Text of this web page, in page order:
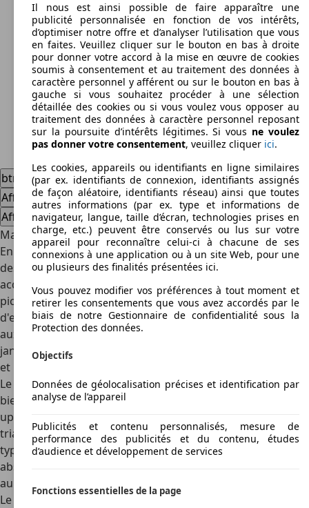
btnLabelNext
Afficher les offres
Afficher les offres
Mazda B 2500
En 1968, Mazda combina son objectif initial de développer
des véhicules utilitaires avec l'expérience nouvellement
acquise dans la construction de voitures, et développa le
pick-up B 2500. Depuis, ce modèle s'est vendu à 3 millions
d'exemplaires dans le monde. Extérieurement, ce qui saute
aux yeux, ce sont surtout la calandre pentagonale, les
jantes en métal léger, ainsi que les rétroviseurs extérieurs
et les poignées de portes chromées.
Le turbodiesel avec une cylindrée de 2,5 litres génère 84 ou
bien 109 CV et est extrêmement économique pour un pick-
up de cette taille. La suspension indépendante à doubles
triangles articulés promet une conduite stable sur tout
type de terrain. Quant à la sécurité, une carrosserie à
absorption d'énergie, l'ABS et les airbags hissent le B 2500
au plus haut niveau de technicité actuel.
Le modèle propulsion et à simple cabine possède une
Il nous est ainsi possible de faire apparaître une
publicité personnalisée en fonction de vos intérêts,
d’optimiser notre offre et d’analyser l’utilisation que vous
en faites. Veuillez cliquer sur le bouton en bas à droite
pour donner votre accord à la mise en œuvre de cookies
soumis à consentement et au traitement des données à
caractère personnel y afférent ou sur le bouton en bas à
gauche si vous souhaitez procéder à une sélection
détaillée des cookies ou si vous voulez vous opposer au
traitement des données à caractère personnel reposant
sur la poursuite d’intérêts légitimes. Si vous ne voulez
pas donner votre consentement, veuillez cliquer ici.
Les cookies, appareils ou identifiants en ligne similaires
(par ex. identifiants de connexion, identifiants assignés
de façon aléatoire, identifiants réseau) ainsi que toutes
autres informations (par ex. type et informations de
navigateur, langue, taille d’écran, technologies prises en
charge, etc.) peuvent être conservés ou lus sur votre
appareil pour reconnaître celui-ci à chacune de ses
connexions à une application ou à un site Web, pour une
ou plusieurs des finalités présentées ici.
Vous pouvez modifier vos préférences à tout moment et
retirer les consentements que vous avez accordés par le
biais de notre Gestionnaire de confidentialité sous la
Protection des données.
Objectifs
Données de géolocalisation précises et identification par
analyse de l’appareil
Publicités et contenu personnalisés, mesure de
performance des publicités et du contenu, études
d’audience et développement de services
Fonctions essentielles de la page